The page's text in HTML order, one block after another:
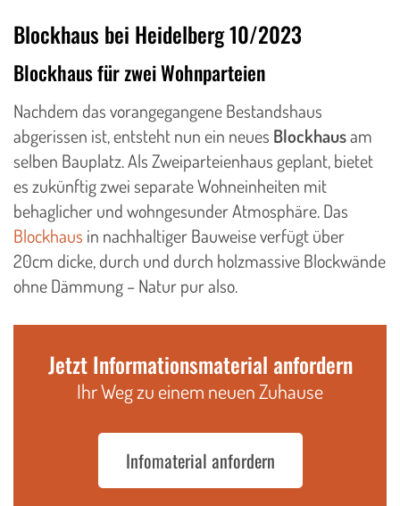
Blockhaus bei Heidelberg 10/2023
Blockhaus für zwei Wohnparteien
Nachdem das vorangegangene Bestandshaus
abgerissen ist, entsteht nun ein neues Blockhausam
selben Bauplatz. Als Zweiparteienhaus geplant, bietet
es zukünftig zwei separate Wohneinheiten mit
behaglicher und wohngesunder Atmosphäre. Das
Blockhaus in nachhaltiger Bauweise verfügt über
20cm dicke, durch und durch holzmassive Blockwände
ohne Dämmung – Natur pur also.
Jetzt Informationsmaterial anfordern
Ihr Weg zu einem neuen Zuhause
Infomaterial anfordern